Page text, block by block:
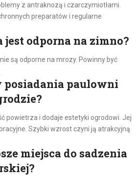
z antraknozą i czarczymiotłami.
preparatów i regularne
odporna na zimno?
są odporne na mrozy. Powinny być
posiadania paulowni
powietrza i dodaje estetyki ogrodowi. Jej
Szybki wzrost czyni ją atrakcyjną
miejsca do sadzenia